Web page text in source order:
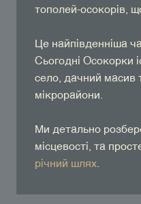
тополей-осокорів,
Це найпівденніша
Сьогодні Осокорки
село, дачний масив
мікрорайони.
Ми детально
місцевості, та
річний шлях.